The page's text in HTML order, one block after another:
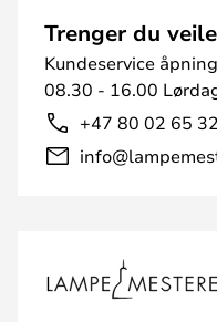
Trenger du
Kundeservice
08.30 - 16.00
+47 80 02 65 32